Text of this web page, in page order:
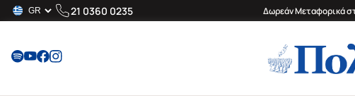
21 0360 0235 Δωρεάν Μεταφορικά